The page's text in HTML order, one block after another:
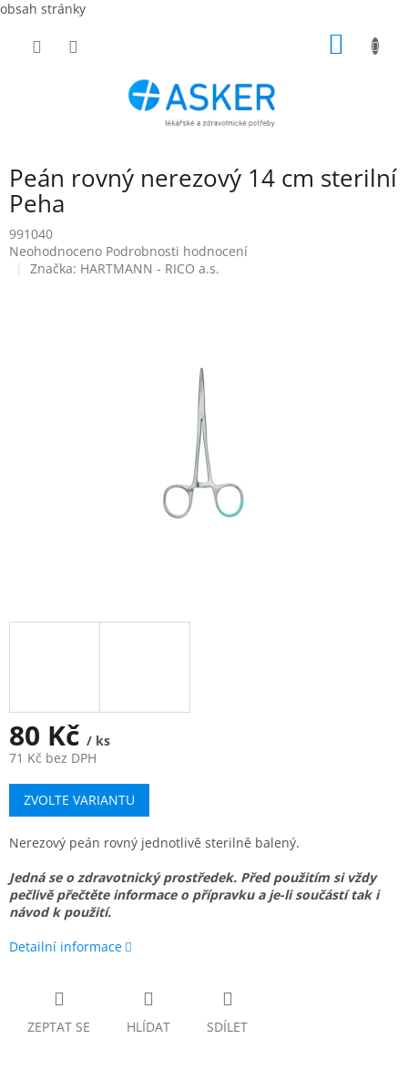
obsah stránky
Peán rovný nerezový 14 cm sterilní
Peha
991040
Průměrné
hodnocení
Neohodnoceno Podrobnosti hodnocení
Značka: HARTMANN - RICO a.s.
80 Kč / ks
71 Kč bez DPH
Měrná
cena:
ZVOLTE VARIANTU
Nerezový peán rovný jednotlivě sterilně balený.
Jedná se o zdravotnický prostředek. Před použitím si vždy
pečlivě přečtěte informace o přípravku a je-li součástí tak i
návod k použití.
Detailní informace
ZEPTAT SE HLÍDAT SDÍLET